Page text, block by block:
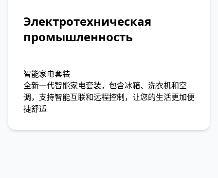
Электротехническая
промышленность
智能家电套装
全新一代智能家电套装，包含冰箱、洗衣机和空
调，支持智能互联和远程控制，让您的生活更加便
捷舒适